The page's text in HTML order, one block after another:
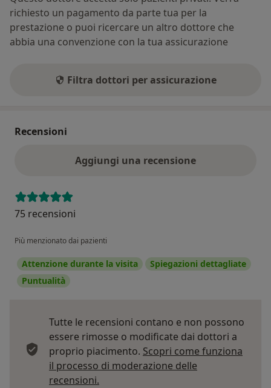
richiesto un pagamento da parte tua per la
prestazione o puoi ricercare un altro dottore che
abbia una convenzione con la tua assicurazione
Filtra dottori per assicurazione
Recensioni
Aggiungi una recensione
75 recensioni
Più menzionato dai pazienti
Attenzione durante la visita
Spiegazioni dettagliate
Puntualità
Tutte le recensioni contano e non possono
essere rimosse o modificate dai dottori a
proprio piacimento. Scopri come funziona
il processo di moderazione delle
recensioni.